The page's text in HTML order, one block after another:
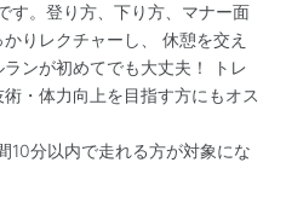
す。登り方、下り方、マナー面
りレクチャーし、 休憩を交え
ンが初めてでも大丈夫！ トレ
・体力向上を目指す方にもオス
10分以内で走れる方が対象にな